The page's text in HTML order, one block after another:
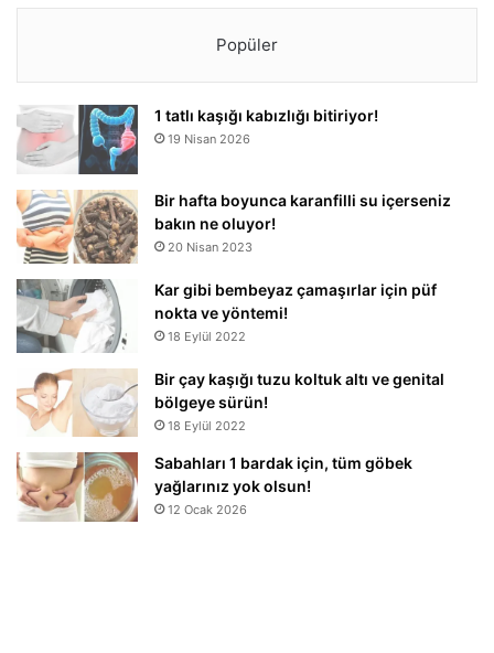
Popüler
1 tatlı kaşığı kabızlığı bitiriyor!
19 Nisan 2026
Bir hafta boyunca karanfilli su içerseniz
bakın ne oluyor!
20 Nisan 2023
Kar gibi bembeyaz çamaşırlar için püf
nokta ve yöntemi!
18 Eylül 2022
Bir çay kaşığı tuzu koltuk altı ve genital
bölgeye sürün!
18 Eylül 2022
Sabahları 1 bardak için, tüm göbek
yağlarınız yok olsun!
12 Ocak 2026